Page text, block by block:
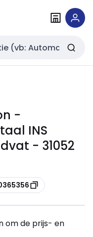
-
INS
- 31052
om de prijs- en